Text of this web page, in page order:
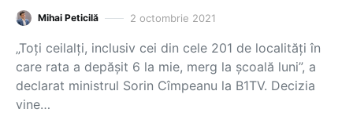
Mihai Peticilă 2 octombrie 2021
„Toți ceilalți, inclusiv cei din cele 201 de localități în
care rata a depășit 6 la mie, merg la școală luni”, a
declarat ministrul Sorin Cîmpeanu la B1TV. Decizia
vine…